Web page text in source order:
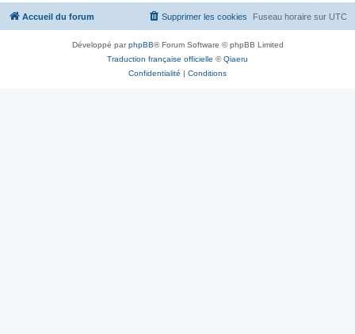
Accueil du forum Fuseau horaire sur UTC
Supprimer les cookies
Développé parphpBB® Forum Software © phpBB Limited
Traduction française officielle ©Qiaeru
Confidentialité | Conditions